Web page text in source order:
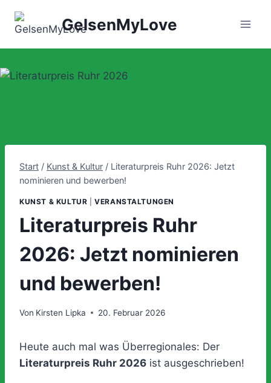
Inhalt
GelsenMyLove
Start / Kunst & Kultur / Literaturpreis Ruhr 2026: Jetzt
nominieren und bewerben!
KUNST & KULTUR |VERANSTALTUNGEN
Literaturpreis Ruhr
2026: Jetzt nominieren
und bewerben!
Von Kirsten Lipka 20. Februar 2026
Heute auch mal was Überregionales: Der
Literaturpreis Ruhr 2026 ist ausgeschrieben!